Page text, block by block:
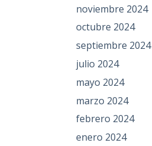
noviembre 2024
octubre 2024
septiembre 2024
julio 2024
mayo 2024
marzo 2024
febrero 2024
enero 2024